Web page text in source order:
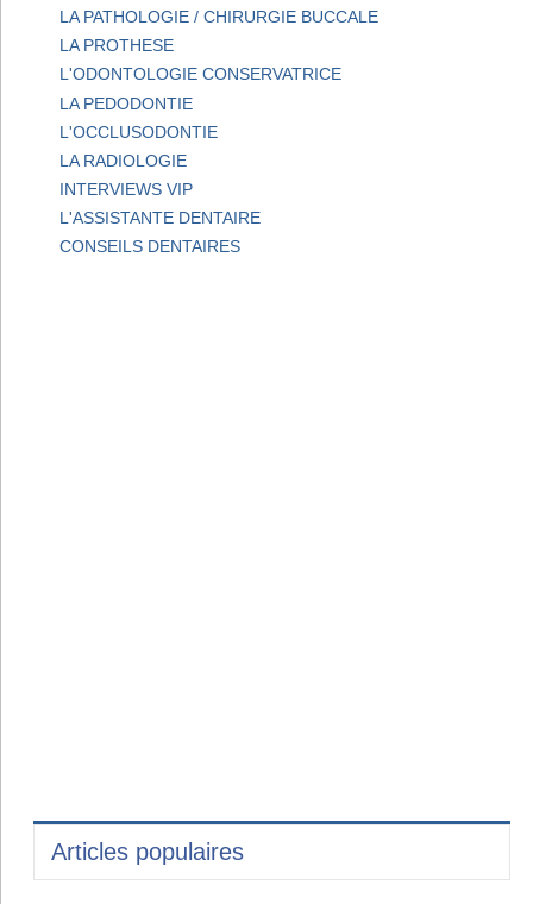
LA PATHOLOGIE / CHIRURGIE BUCCALE
LA PROTHESE
L'ODONTOLOGIE CONSERVATRICE
LA PEDODONTIE
L'OCCLUSODONTIE
LA RADIOLOGIE
INTERVIEWS VIP
L'ASSISTANTE DENTAIRE
CONSEILS DENTAIRES
Articles populaires